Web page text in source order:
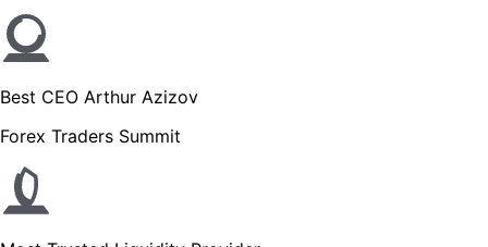
Best CEO Arthur Azizov
Forex Traders Summit